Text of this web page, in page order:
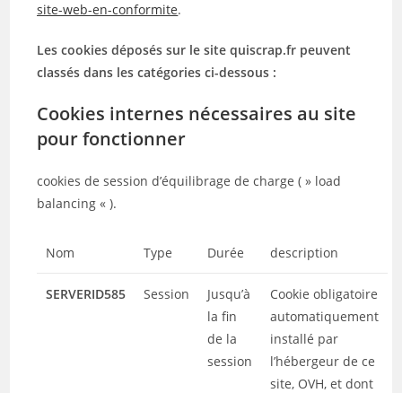
site-web-en-conformite.
Les cookies déposés sur le site quiscrap.fr peuvent
classés dans les catégories ci-dessous :
Cookies internes nécessaires au site
pour fonctionner
cookies de session d’équilibrage de charge ( » load
balancing « ).
Nom Type Durée description
SERVERID585 Session
Jusqu’à
la fin
de la
session
Cookie obligatoire
automatiquement
installé par
l’hébergeur de ce
site, OVH, et dont